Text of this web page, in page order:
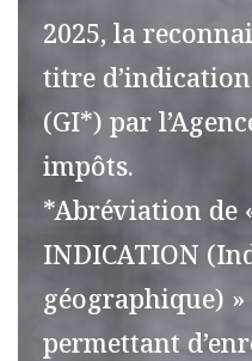
2025, la
titre
(GI*) par
impôts.
*Abréviation de
INDICATION
géographique) »
permettant